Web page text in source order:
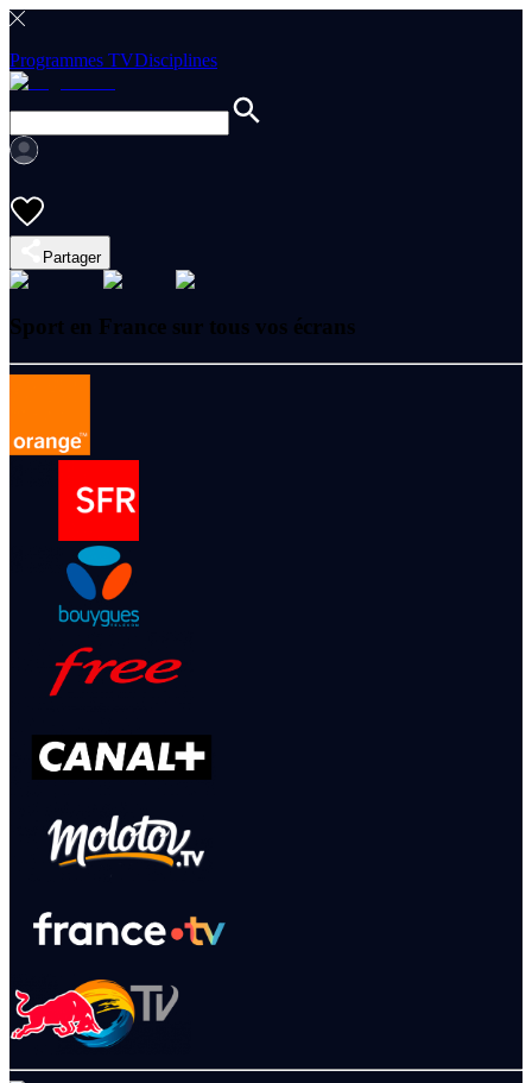
Programmes TVDisciplines
Partager
Sport en France sur tous vos écrans